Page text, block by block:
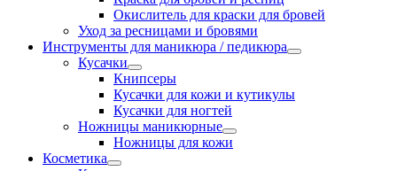
Окислитель для краски для бровей
Уход за ресницами и бровями
Инструменты для маникюра / педикюра
Кусачки
Книпсеры
Кусачки для кожи и кутикулы
Кусачки для ногтей
Ножницы маникюрные
Ножницы для кожи
Косметика